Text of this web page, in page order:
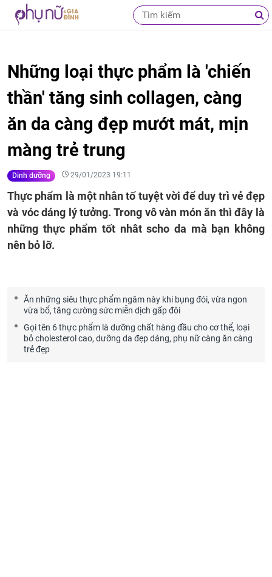
Những loại thực phẩm là 'chiến
thần' tăng sinh collagen, càng
ăn da càng đẹp mướt mát, mịn
màng trẻ trung
Dinh dưỡng 29/01/2023 19:11
Thực phẩm là một nhân tố tuyệt vời để duy trì vẻ đẹp
và vóc dáng lý tưởng. Trong vô vàn món ăn thì đây là
những thực phẩm tốt nhât scho da mà bạn không
nên bỏ lỡ.
Ăn những siêu thực phẩm ngâm này khi bụng đói, vừa ngon
vừa bổ, tăng cường sức miễn dịch gấp đôi
Gọi tên 6 thực phẩm là dưỡng chất hàng đầu cho cơ thể, loại
bỏ cholesterol cao, dưỡng da đẹp dáng, phụ nữ càng ăn càng
trẻ đẹp